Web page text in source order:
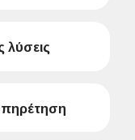
λύσεις